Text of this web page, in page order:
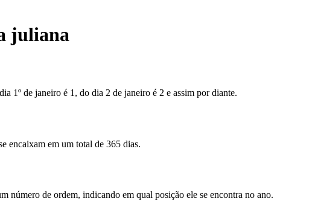
juliana
1º de janeiro é 1, do dia 2 de janeiro é 2 e assim por diante.
encaixam em um total de 365 dias.
número de ordem, indicando em qual posição ele se encontra no ano.